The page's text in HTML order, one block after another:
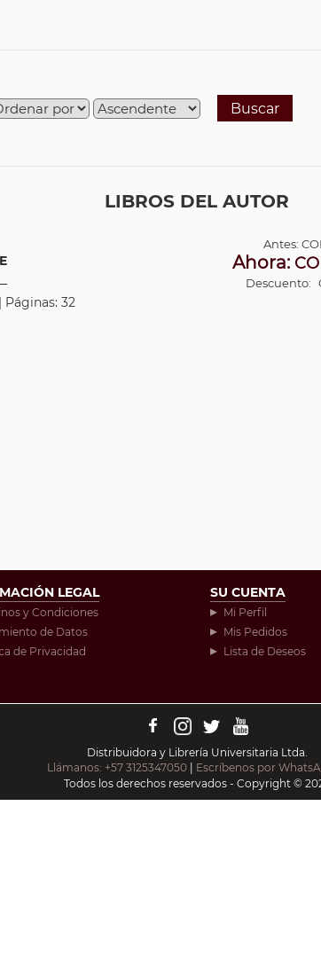
Buscar
LIBROS DEL AUTOR
Páginas: 32
Antes:
Ahora:
Descuento:
LEGAL
y Condiciones
de Datos
de Privacidad
SU CUENTA
Mi Perfil
Mis Pedidos
Lista de Deseos
Distribuidora y Librería Universitaria Ltda.
Llámanos: +57 3125347050
Escríbenos por
Todos los derechos reservados - Copyright ©